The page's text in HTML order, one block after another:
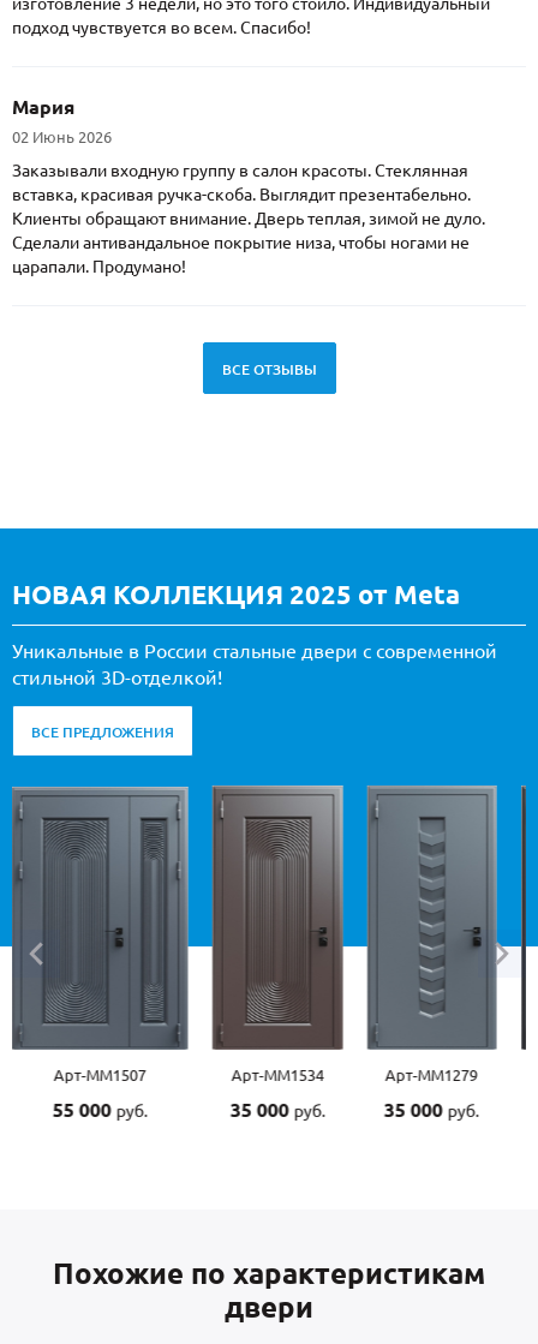
подход чувствуется во всем. Спасибо!
Мария
02 Июнь 2026
Заказывали входную группу в салон красоты. Стеклянная
вставка, красивая ручка-скоба. Выглядит презентабельно.
Клиенты обращают внимание. Дверь теплая, зимой не дуло.
Сделали антивандальное покрытие низа, чтобы ногами не
царапали. Продумано!
ВСЕ ОТЗЫВЫ
НОВАЯ КОЛЛЕКЦИЯ 2025 от Meta
Уникальные в России стальные двери с современной
стильной 3D-отделкой!
ВСЕ ПРЕДЛОЖЕНИЯ
Арт-ММ1534
35 000руб.
Арт-ММ1279
35 000руб.
Арт-ММ1570
45 000руб.
Похожие по характеристикам
двери